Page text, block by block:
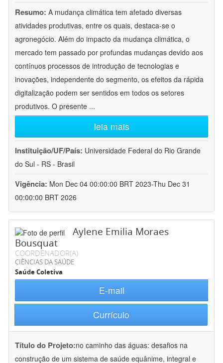
Resumo: A mudança climática tem afetado diversas
atividades produtivas, entre os quais, destaca-se o
agronegócio. Além do impacto da mudança climática, o
mercado tem passado por profundas mudanças devido aos
contínuos processos de introdução de tecnologias e
inovações, independente do segmento, os efeitos da rápida
digitalização podem ser sentidos em todos os setores
produtivos. O presente ...
leia mais
Instituição/UF/País: Universidade Federal do Rio Grande
do Sul - RS - Brasil
Vigência: Mon Dec 04 00:00:00 BRT 2023-Thu Dec 31
00:00:00 BRT 2026
Aylene Emilia Moraes
Bousquat
COORDENADOR(A)
CIÊNCIAS DA SAÚDE
Saúde Coletiva
E-mail
Currículo
Título do Projeto:no caminho das águas: desafios na
construção de um sistema de saúde equânime, integral e